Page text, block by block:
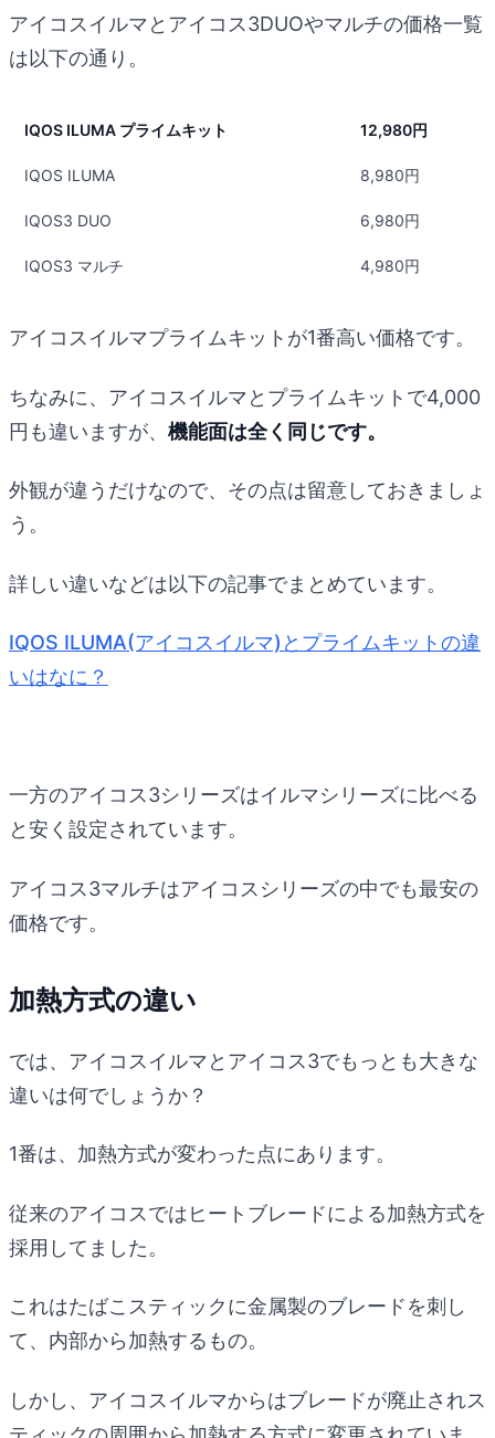
アイコスイルマとアイコス3DUOやマルチの価格一覧
は以下の通り。
IQOS ILUMA プライムキット 12,980円
IQOS ILUMA 8,980円
IQOS3 DUO 6,980円
IQOS3 マルチ 4,980円
アイコスイルマプライムキットが1番高い価格です。
ちなみに、アイコスイルマとプライムキットで4,000
円も違いますが、 機能面は全く同じです。
外観が違うだけなので、その点は留意しておきましょ
う。
詳しい違いなどは以下の記事でまとめています。
IQOS ILUMA(アイコスイルマ)とプライムキットの違
いはなに？
一方のアイコス3シリーズはイルマシリーズに比べる
と安く設定されています。
アイコス3マルチはアイコスシリーズの中でも最安の
価格です。
加熱方式の違い
では、アイコスイルマとアイコス3でもっとも大きな
違いは何でしょうか？
1番は、加熱方式が変わった点にあります。
従来のアイコスではヒートブレードによる加熱方式を
採用してました。
これはたばこスティックに金属製のブレードを刺し
て、内部から加熱するもの。
しかし、アイコスイルマからはブレードが廃止されス